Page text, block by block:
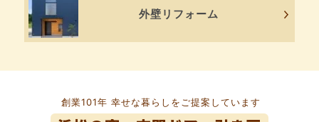
外壁リフォーム
創業101年 幸せな暮らしをご提案しています